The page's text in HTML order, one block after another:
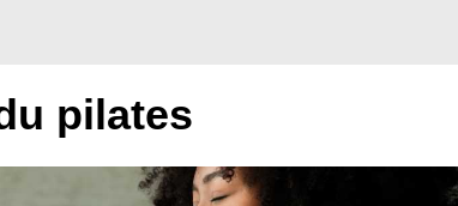
pilates